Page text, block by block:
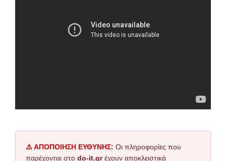
⚠️ ΑΠΟΠΟΙΗΣΗ ΕΥΘΥΝΗΣ: Οι πληροφορίες που
παρέχονται στο do-it.grέχουν αποκλειστικά